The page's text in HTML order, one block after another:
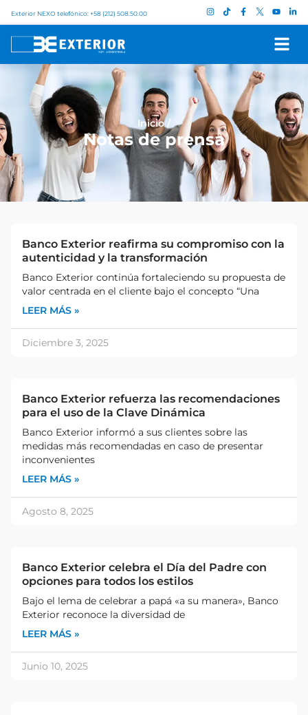
Exterior NEXO telefónico: +58 (212) 508.50.00
Inicio/
Notas de prensa
Banco Exterior reafirma su compromiso con la
autenticidad y la transformación​
Banco Exterior continúa fortaleciendo su propuesta de
valor centrada en el cliente bajo el concepto “Una
LEER MÁS »
Diciembre 3, 2025
Banco Exterior refuerza las recomendaciones
para el uso de la Clave Dinámica
Banco Exterior informó a sus clientes sobre las
medidas más recomendadas en caso de presentar
inconvenientes
LEER MÁS »
Agosto 8, 2025
Banco Exterior celebra el Día del Padre con
opciones para todos los estilos
Bajo el lema de celebrar a papá «a su manera», Banco
Exterior reconoce la diversidad de
LEER MÁS »
Junio 10, 2025